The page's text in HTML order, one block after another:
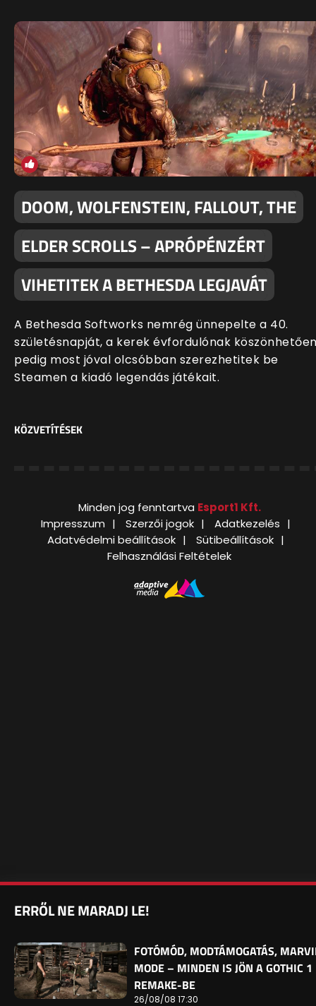
DOOM, WOLFENSTEIN, FALLOUT, THE
ELDER SCROLLS – APRÓPÉNZÉRT
VIHETITEK A BETHESDA LEGJAVÁT
A Bethesda Softworks nemrég ünnepelte a 40.
születésnapját, a kerek évfordulónak
pedig most jóval olcsóbban szerezhetitek be
Steamen a kiadó legendás játékait.
KÖZVETÍTÉSEK
Minden jog fenntartva Esport1 Kft.
Impresszum
Szerzői jogok
Adatkezelés
Adatvédelmi beállítások
Sütibeállítások
Felhasználási Feltételek
ERRŐL NE MARADJ LE!
FOTÓMÓD, MODTÁMOGATÁS,
MODE – MINDEN IS JÖN A GOTHIC 1
REMAKE-BE
26/08/08 17:30